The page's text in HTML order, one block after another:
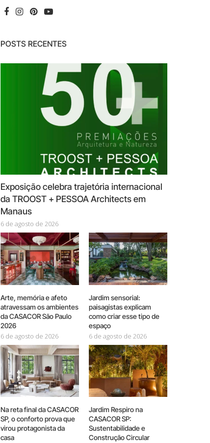
POSTS RECENTES
Exposição celebra trajetória internacional
da TROOST + PESSOA Architects em
Manaus
6 de agosto de 2026
Arte, memória e afeto
atravessam os ambientes
da CASACOR São Paulo
2026
6 de agosto de 2026
Jardim sensorial:
paisagistas explicam
como criar esse tipo de
espaço
6 de agosto de 2026
Na reta final da CASACOR
SP, o conforto prova que
virou protagonista da
casa
Jardim Respiro na
CASACOR SP:
Sustentabilidade e
Construção Circular